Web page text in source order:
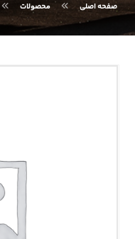
صفحه اصلی محصولات